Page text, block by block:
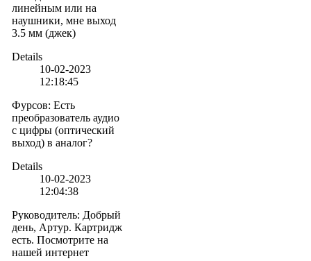
линейным или на
наушники, мне выход
3.5 мм (джек)
Details
10-02-2023
12:18:45
Фурсов: Есть
преобразователь аудио
с цифры (оптический
выход) в аналог?
Details
10-02-2023
12:04:38
Руководитель: Добрый
день, Артур. Картридж
есть. Посмотрите на
нашей интернет